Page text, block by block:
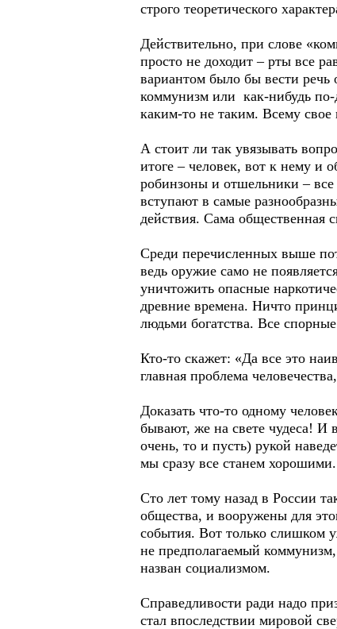
строго теоретического
Действительно, при слове
просто не доходит – рты все
вариантом было бы вести речь
коммунизм или как-нибудь по-
каким-то не таким. Всему
А стоит ли так увязывать
итоге – человек, вот к нему и
робинзоны и отшельники –
вступают в самые
действия. Сама общественная
Среди перечисленных выше
ведь оружие само не
уничтожить опасные
древние времена. Ничто
людьми богатства. Все
Кто-то скажет: «Да все это
главная проблема
Доказать что-то одному
бывают, же на свете чудеса! И
очень, то и пусть) рукой
мы сразу все станем
Сто лет тому назад в России
общества, и вооружены для
события. Вот только слишком
не предполагаемый
назван социализмом.
Справедливости ради надо
стал впоследствии мировой